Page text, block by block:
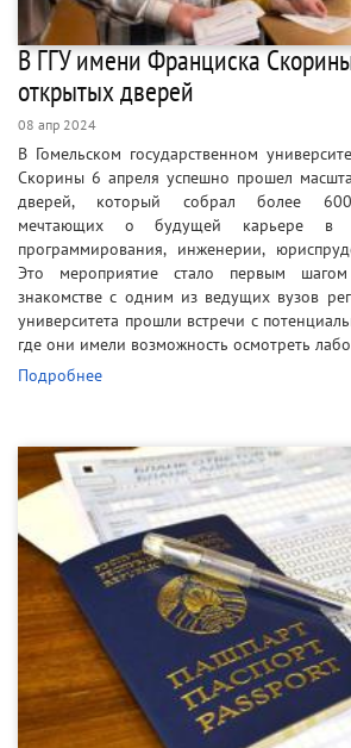
В ГГУ имени Франциска
открытых дверей
08 апр 2024
В Гомельском государственном
Скорины 6 апреля успешно прошел
дверей, который собрал более 600
мечтающих о будущей карьере в
программирования, инженерии,
Это мероприятие стало первым
знакомстве с одним из ведущих вузов
университета прошли встречи с
где они имели возможность осмотреть
Подробнее